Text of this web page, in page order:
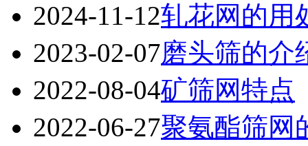
2024-11-12轧花网的用
2023-02-07磨头筛的介
2022-08-04矿筛网特点
2022-06-27聚氨酯筛网